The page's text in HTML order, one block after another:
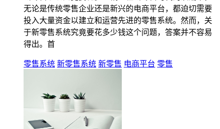
无论是传统零售企业还是新兴的电商平台，都迫切需要
投入大量资金以建立和运营先进的零售系统。然而，关
于新零售系统究竟要花多少钱这个问题，答案并不容易
得出。首
零售系统 新零售系统 新零售 电商平台 零售